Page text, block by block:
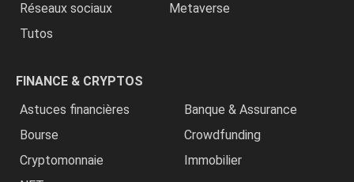
Réseaux sociaux
Metaverse
Tutos
FINANCE & CRYPTOS
Astuces financières
Banque & Assurance
Bourse
Crowdfunding
Cryptomonnaie
Immobilier